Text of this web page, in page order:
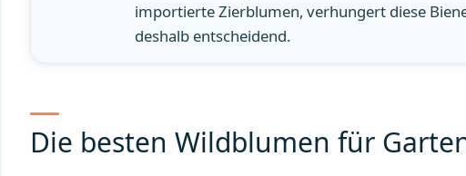
importierte Zierblumen, verhungert diese
deshalb entscheidend.
Die besten Wildblumen für